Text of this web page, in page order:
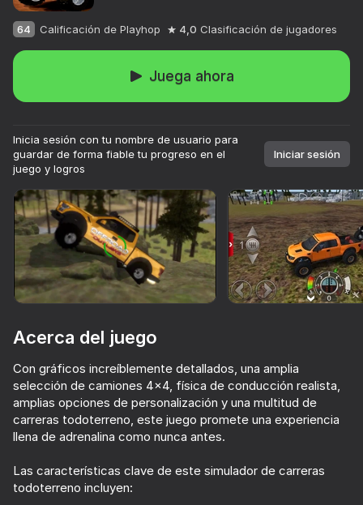
Este juego solo admite orientación paisaje
JUGAR
Enduro Cross Motorsport
77
71
74 73
64 Calificación de Playhop 4,0 Clasificación de jugadores
Juega ahora
Inicia sesión con tu nombre de usuario para
guardar de forma fiable tu progreso en el
juego y logros
Iniciar sesión
Acerca del juego
Con gráficos increíblemente detallados, una amplia
selección de camiones 4x4, física de conducción realista,
amplias opciones de personalización y una multitud de
carreras todoterreno, este juego promete una experiencia
llena de adrenalina como nunca antes.
Las características clave de este simulador de carreras
todoterreno incluyen: